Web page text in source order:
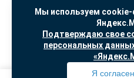
Политика обработки
Согласие на обработку
"© ООО “САНТЕХГИД”, 2026. Все права
офертой, цены и
Доработка и
Мы используем
Подтверждаю свое
персональных
Я